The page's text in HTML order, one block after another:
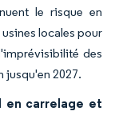
le risque en
locales pour
des
jusqu'en 2027.
en carrelage et